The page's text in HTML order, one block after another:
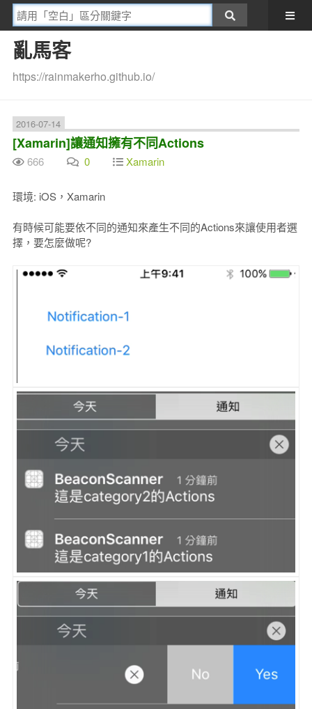
亂馬客
https://rainmakerho.github.io/
2016-07-14
[Xamarin]讓通知擁有不同Actions
666 0 Xamarin
環境: iOS，Xamarin
有時候可能要依不同的通知來產生不同的Actions來讓使用者選
擇，要怎麼做呢?